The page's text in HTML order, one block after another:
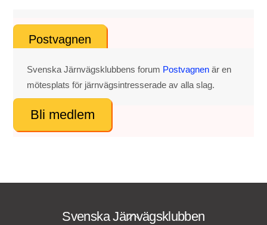
Postvagnen
Svenska Järnvägsklubbens forum Postvagnen är en
mötesplats för järnvägsintresserade av alla slag.
Bli medlem
Back
Svenska Järnvägsklubben